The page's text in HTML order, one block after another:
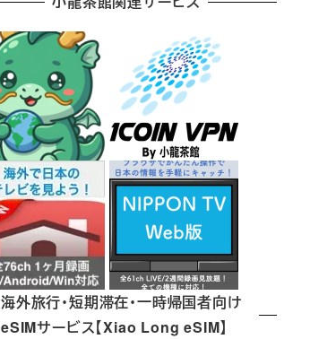
海外旅行・短期滞在・一時帰国者向け
eSIMサービス【Xiao Long eSIM】